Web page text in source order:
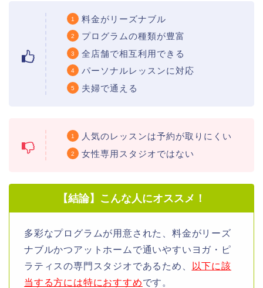
料金がリーズナブル
プログラムの種類が豊富
全店舗で相互利用できる
パーソナルレッスンに対応
夫婦で通える
人気のレッスンは予約が取りにくい
女性専用スタジオではない
【結論】こんな人にオススメ！
多彩なプログラムが用意された、料金がリーズ
ナブルかつアットホームで通いやすいヨガ・ピ
ラティスの専門スタジオであるため、
以下に該
当する方には特におすすめです。